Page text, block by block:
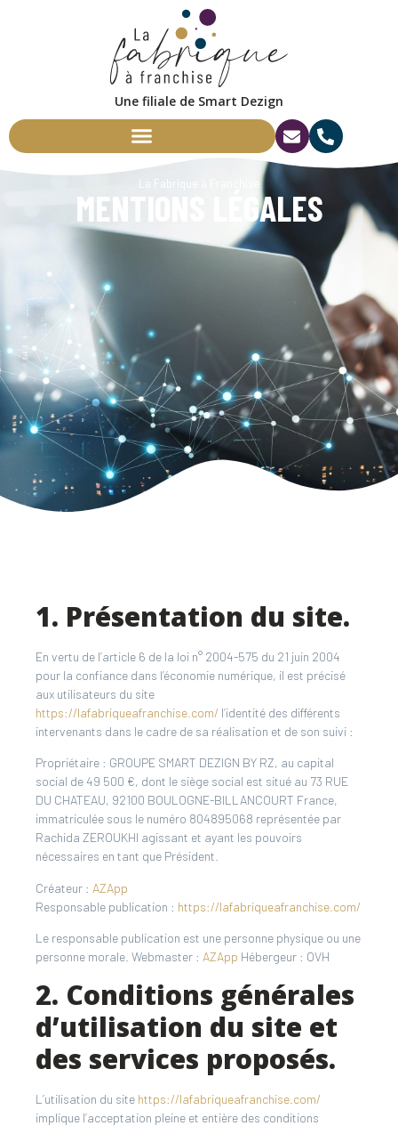
Une filiale de Smart Dezign
La Fabrique à Franchise
MENTIONS LÉGALES
1. Présentation du site.
En vertu de l’article 6 de la loi n° 2004-575 du 21 juin 2004
pour la confiance dans l’économie numérique, il est précisé
aux utilisateurs du site
https://lafabriqueafranchise.com/ l’identité des différents
intervenants dans le cadre de sa réalisation et de son suivi :
Propriétaire : GROUPE SMART DEZIGN BY RZ, au capital
social de 49 500 €, dont le siège social est situé au 73 RUE
DU CHATEAU, 92100 BOULOGNE-BILLANCOURT France,
immatriculée sous le numéro 804895068 représentée par
Rachida ZEROUKHI agissant et ayant les pouvoirs
nécessaires en tant que Président.
Créateur : AZApp
Responsable publication : https://lafabriqueafranchise.com/
Le responsable publication est une personne physique ou une
personne morale. Webmaster : AZApp Hébergeur : OVH
2. Conditions générales
d’utilisation du site et
des services proposés.
L’utilisation du site https://lafabriqueafranchise.com/
implique l’acceptation pleine et entière des conditions